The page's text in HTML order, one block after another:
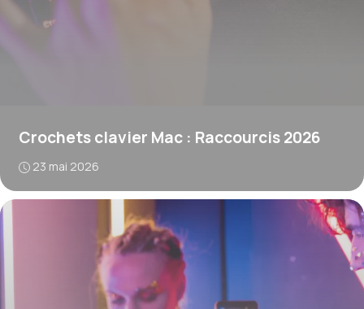
Crochets clavier Mac : Raccourcis 2026
23 mai 2026